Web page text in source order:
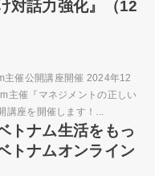
対話力強化』（12
主催公開講座開催 2024年12
主催『マネジメントの正しい
講座を開催します！...
トナム生活をもっ
トナムオンライン